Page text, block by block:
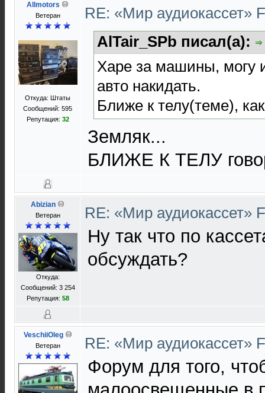
Allmotors
Ветеран
Откуда: Штаты
Сообщений: 595
Репутация: 32
RE: «Мир аудиокассет»
AlTair_SPb писал(а):
Харе за машины, могу
авто накидать.
Ближе к телу(теме),
Земляк...
БЛИЖЕ К ТЕЛУ
Abizian
Ветеран
Откуда:
Сообщений: 3 254
Репутация: 58
RE: «Мир аудиокассет»
Ну так что по
обсуждать?
VeschiiOleg
Ветеран RE: «Мир аудиокассет»
Форум для того,